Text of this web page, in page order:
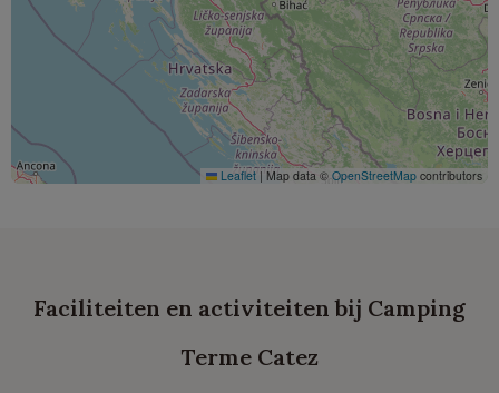
Leaflet | Map data © OpenStreetMap contributors
Faciliteiten en activiteiten bij Camping
Terme Catez